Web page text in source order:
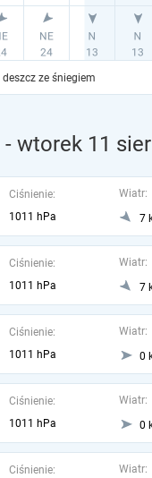
deszcz ze śniegiem
- wtorek 11
Ciśnienie:
1011 hPa
Wiatr:
7
Ciśnienie:
1011 hPa
Wiatr:
7
Ciśnienie:
1011 hPa
Wiatr:
0
Ciśnienie:
1011 hPa
Wiatr:
0
Ciśnienie:
Wiatr: